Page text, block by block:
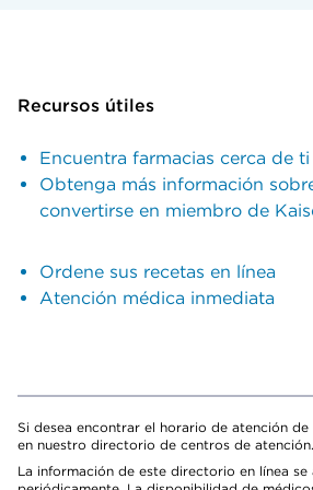
Recursos útiles
Encuentra farmacias cerca de ti
Obtenga más información
convertirse en miembro de
Ordene sus recetas en línea
Atención médica inmediata
Si desea encontrar el horario de atención
en nuestro directorio de centros de atención.
La información de este directorio en línea se